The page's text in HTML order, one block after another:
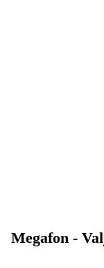
Megafon -